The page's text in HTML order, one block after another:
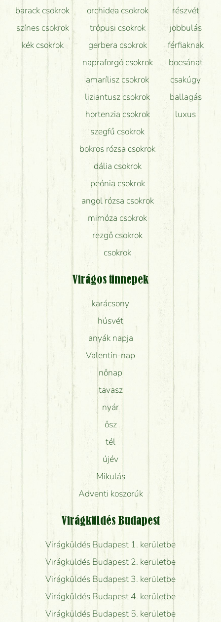
barack csokrok
színes csokrok
kék csokrok
orchidea csokrok
trópusi csokrok
gerbera csokrok
napraforgó csokrok
amarílisz csokrok
liziantusz csokrok
hortenzia csokrok
szegfű csokrok
bokros rózsa csokrok
dália csokrok
peónia csokrok
angol rózsa csokrok
mimóza csokrok
rezgő csokrok
csokrok
részvét
jobbulás
férfiaknak
bocsánat
csakúgy
ballagás
luxus
Virágos ünnepek
karácsony
húsvét
anyák napja
Valentin-nap
nőnap
tavasz
nyár
ősz
tél
újév
Mikulás
Adventi koszorúk
Virágküldés Budapest
Virágküldés Budapest 1. kerületbe
Virágküldés Budapest 2. kerületbe
Virágküldés Budapest 3. kerületbe
Virágküldés Budapest 4. kerületbe
Virágküldés Budapest 5. kerületbe